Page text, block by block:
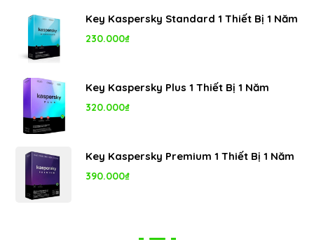
Key Kaspersky Standard 1 Thiết Bị 1 Năm
230.000₫
Key Kaspersky Plus 1 Thiết Bị 1 Năm
320.000₫
Key Kaspersky Premium 1 Thiết Bị 1 Năm
390.000₫